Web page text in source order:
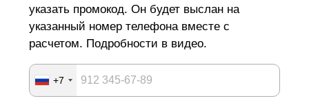
указать промокод. Он будет выслан на
указанный номер телефона вместе с
расчетом. Подробности в видео.
+7